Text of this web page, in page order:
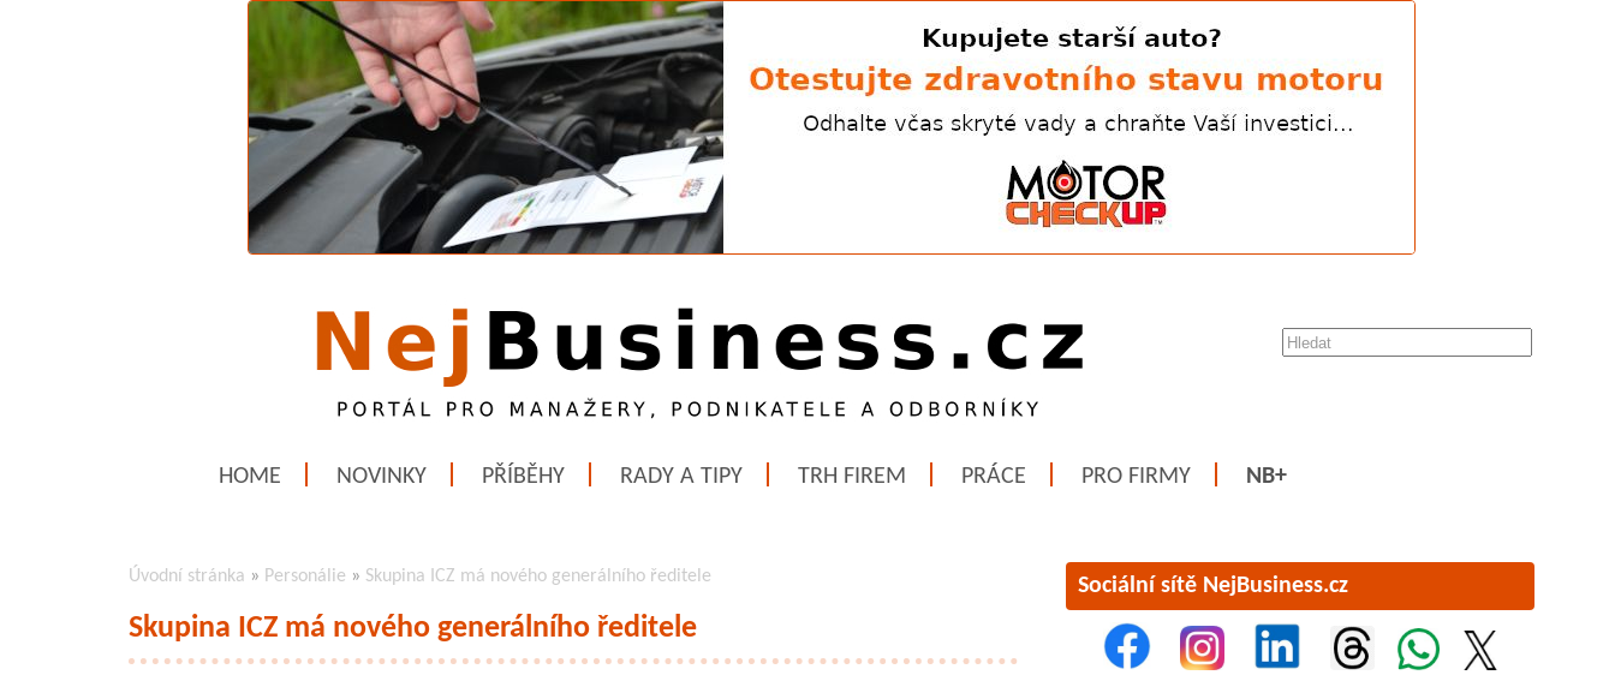
HOME NOVINKY PŘÍBĚHY RADY A TIPY TRH FIREM PRÁCE PRO FIRMY NB+
Úvodní stránka » Personálie » Skupina ICZ má nového generálního ředitele
Skupina ICZ má nového generálního ředitele
Sociální sítě NejBusiness.cz